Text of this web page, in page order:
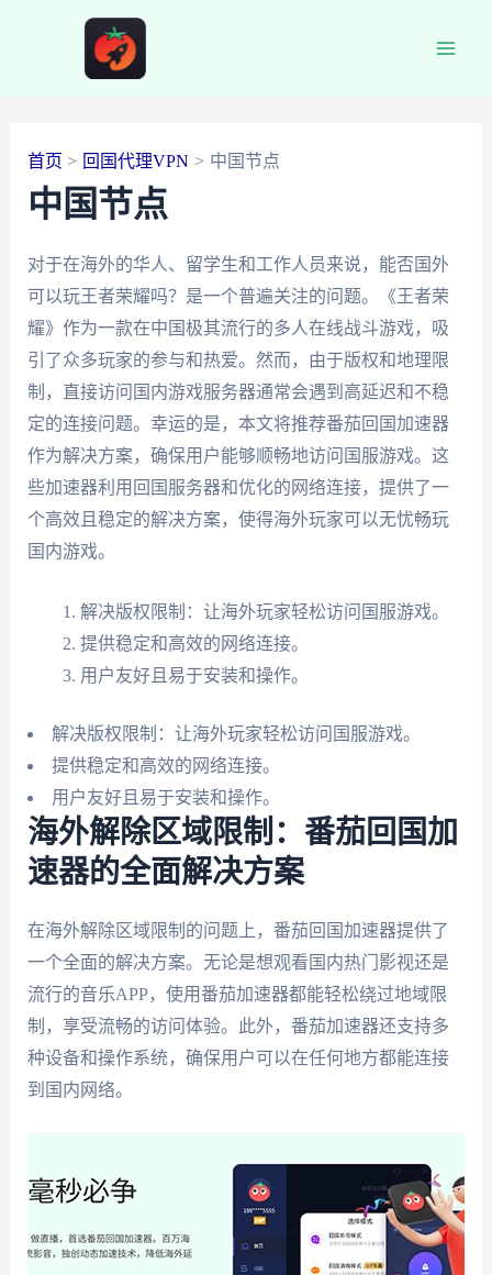
首页 回国代理VPN 中国节点
中国节点
对于在海外的华人、留学生和工作人员来说，能否国外
可以玩王者荣耀吗？是一个普遍关注的问题。《王者荣
耀》作为一款在中国极其流行的多人在线战斗游戏，吸
引了众多玩家的参与和热爱。然而，由于版权和地理限
制，直接访问国内游戏服务器通常会遇到高延迟和不稳
定的连接问题。幸运的是，本文将推荐番茄回国加速器
作为解决方案，确保用户能够顺畅地访问国服游戏。这
些加速器利用回国服务器和优化的网络连接，提供了一
个高效且稳定的解决方案，使得海外玩家可以无忧畅玩
国内游戏。
解决版权限制：让海外玩家轻松访问国服游戏。
提供稳定和高效的网络连接。
用户友好且易于安装和操作。
解决版权限制：让海外玩家轻松访问国服游戏。
提供稳定和高效的网络连接。
用户友好且易于安装和操作。
海外解除区域限制：番茄回国加
速器的全面解决方案
在海外解除区域限制的问题上，番茄回国加速器提供了
一个全面的解决方案。无论是想观看国内热门影视还是
流行的音乐APP，使用番茄加速器都能轻松绕过地域限
制，享受流畅的访问体验。此外，番茄加速器还支持多
种设备和操作系统，确保用户可以在任何地方都能连接
到国内网络。